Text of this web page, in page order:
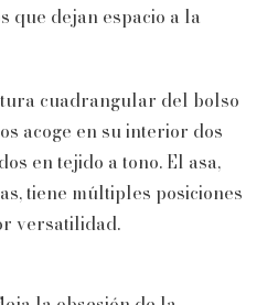
que dejan espacio a la
cuadrangular del bolso
acoge en su interior dos
en tejido a tono. El asa,
tiene múltiples posiciones
versatilidad.